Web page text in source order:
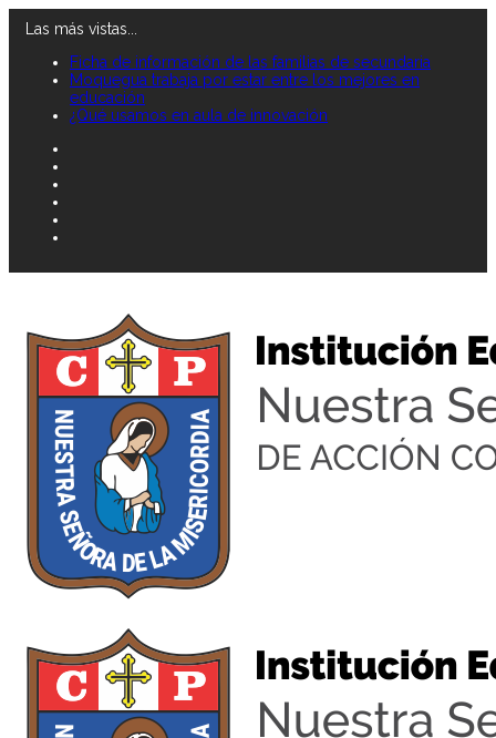
Las más vistas...
Ficha de información de las familias de secundaria
Moquegua trabaja por estar entre los mejores en
educación
¿Qué usamos en aula de innovación